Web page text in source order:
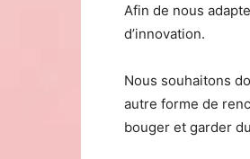
Afin de nous
d’innovation.
Nous souhaitons
autre forme de
bouger et garder